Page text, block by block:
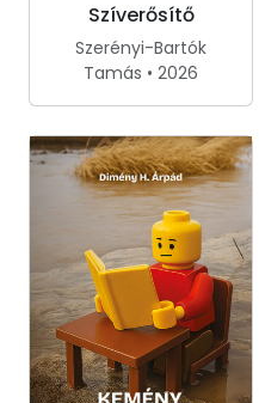
Szíverősítő
Szerényi-Bartók
Tamás • 2026